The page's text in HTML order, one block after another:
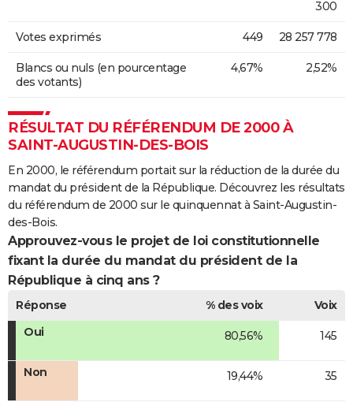
300
Votes exprimés 449 28 257 778
Blancs ou nuls (en pourcentage
des votants)
4,67% 2,52%
RÉSULTAT DU RÉFÉRENDUM DE 2000 À
SAINT-AUGUSTIN-DES-BOIS
En 2000, le référendum portait sur la réduction de la durée du
mandat du président de la République. Découvrez les résultats
du référendum de 2000 sur le quinquennat à Saint-Augustin-
des-Bois.
Approuvez-vous le projet de loi constitutionnelle
fixant la durée du mandat du président de la
République à cinq ans ?
Réponse % des voix
Voix
Oui
80,56% 145
Non 19,44% 35